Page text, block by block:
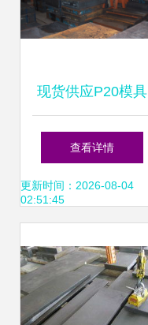
现货供应P20模具
钢 高品质整板、零
切与精密加工一体
查看详情
更新时间：2026-08-04
02:51:45